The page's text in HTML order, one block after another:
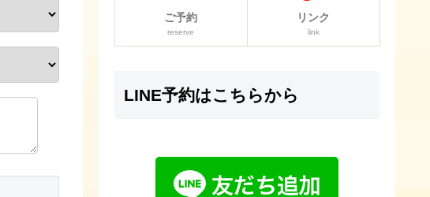
ご予約
reserve
リンク
link
LINE予約はこちらから